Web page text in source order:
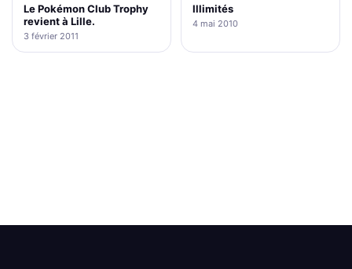
Le Pokémon Club Trophy
revient à Lille.
3 février 2011
Illimités
4 mai 2010